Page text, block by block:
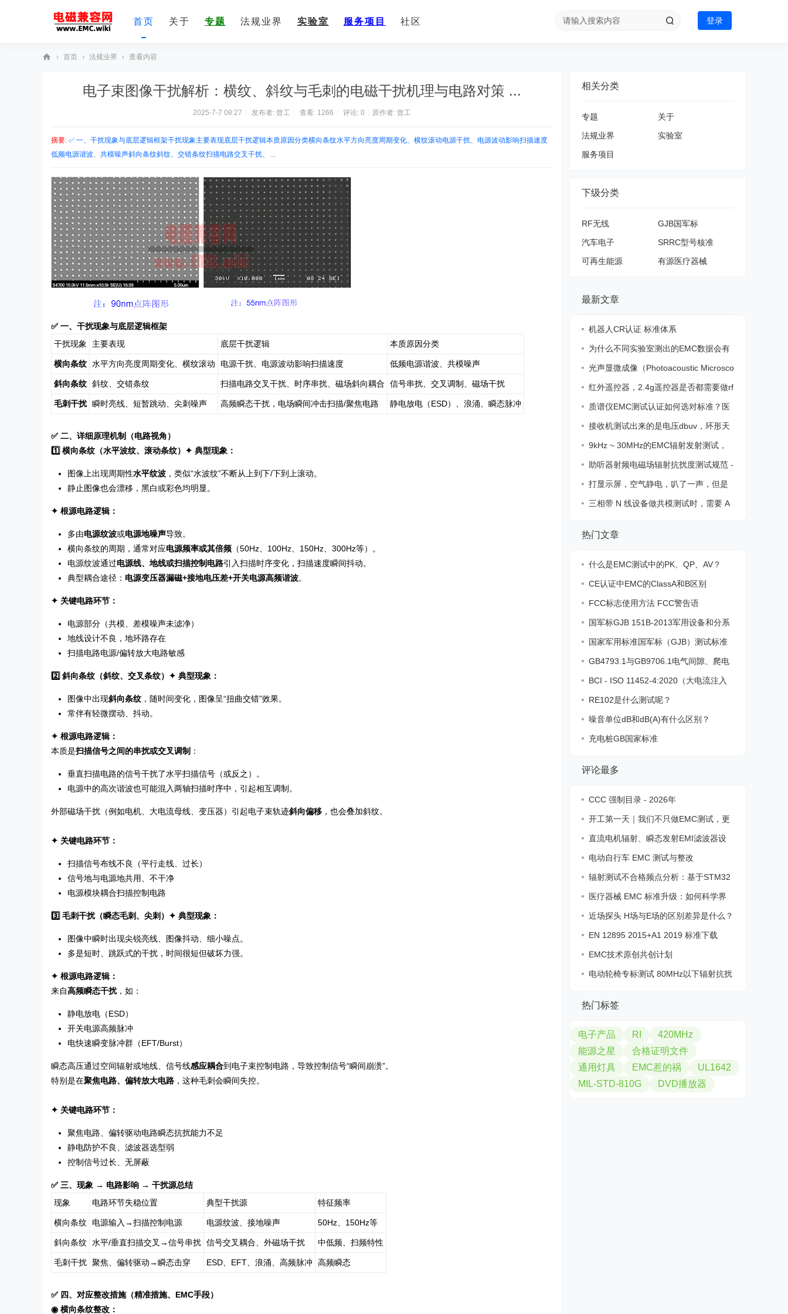
首页 关于 专题 法规业界 实验室 服务项目 社区 登录
术
区
› 首页 › 法规业界 › 查看内容
电子束图像干扰解析：横纹、斜纹与毛刺的电磁干扰机理与电路对策 ...
2025-7-7 08:27 发布者: 曾工 查看: 1266 评论: 0 原作者: 曾工
摘要: ✅ 一、干扰现象与底层逻辑框架干扰现象主要表现底层干扰逻辑本质原因分类横向条纹水平方向亮度周期变化、横纹滚动电源干扰、电源波动影响扫描速度
低频电源谐波、共模噪声斜向条纹斜纹、交错条纹扫描电路交叉干扰、 ...
✅ 一、干扰现象与底层逻辑框架
干扰现象
主要表现 底层干扰逻辑 本质原因分类
横向条纹 水平方向亮度周期变化、横纹滚动 电源干扰、电源波动影响扫描速度 低频电源谐波、共模噪声
斜向条纹 斜纹、交错条纹 扫描电路交叉干扰、时序串扰、磁场斜向耦合 信号串扰、交叉调制、磁场干扰
毛刺干扰 瞬时亮线、短暂跳动、尖刺噪声 高频瞬态干扰，电场瞬间冲击扫描/聚焦电路 静电放电（ESD）、浪涌、瞬态脉冲
✅ 二、详细原理机制（电路视角）
1️⃣ 横向条纹（水平波纹、滚动条纹） ✦ 典型现象：
图像上出现周期性水平纹波 ，类似“水波纹”不断从上到下/下到上滚动。
静止图像也会漂移，黑白或彩色均明显。
✦ 根源电路逻辑：
多由电源纹波或电源地噪声导致。
横向条纹的周期，通常对应电源频率或其倍频 （50Hz、100Hz、150Hz、300Hz等）。
电源纹波通过电源线、地线或扫描控制电路引入扫描时序变化，扫描速度瞬间抖动。
典型耦合途径： 电源变压器漏磁+接地电压差+开关电源高频谐波。
✦ 关键电路环节：
电源部分（共模、差模噪声未滤净）
地线设计不良，地环路存在
扫描电路电源/偏转放大电路敏感
2️⃣ 斜向条纹（斜纹、交叉条纹） ✦ 典型现象：
图像中出现斜向条纹 ，随时间变化，图像呈“扭曲交错”效果。
常伴有轻微摆动、抖动。
✦ 根源电路逻辑：
本质是扫描信号之间的串扰或交叉调制 ：
垂直扫描电路的信号干扰了水平扫描信号（或反之）。
电源中的高次谐波也可能混入两轴扫描时序中，引起相互调制。
外部磁场干扰（例如电机、大电流母线、变压器）引起电子束轨迹斜向偏移 ，也会叠加斜纹。
✦ 关键电路环节：
扫描信号布线不良（平行走线、过长）
信号地与电源地共用、不干净
电源模块耦合扫描控制电路
3️⃣ 毛刺干扰（瞬态毛刺、尖刺） ✦ 典型现象：
图像中瞬时出现尖锐亮线、图像抖动、细小噪点。
多是短时、跳跃式的干扰，时间很短但破坏力强。
✦ 根源电路逻辑：
来自高频瞬态干扰，如：
静电放电（ESD）
开关电源高频脉冲
电快速瞬变脉冲群（EFT/Burst）
瞬态高压通过空间辐射或地线、信号线感应耦合到电子束控制电路，导致控制信号“瞬间崩溃”。
特别是在聚焦电路、偏转放大电路 ，这种毛刺会瞬间失控。
✦ 关键电路环节：
聚焦电路、偏转驱动电路瞬态抗扰能力不足
静电防护不良、滤波器选型弱
控制信号过长、无屏蔽
✅ 三、现象 → 电路影响 → 干扰源总结
现象
电路环节失稳位置 典型干扰源 特征频率
横向条纹 电源输入→扫描控制电源 电源纹波、接地噪声 50Hz、150Hz等
斜向条纹 水平/垂直扫描交叉→信号串扰 信号交叉耦合、外磁场干扰 中低频、扫频特性
毛刺干扰 聚焦、偏转驱动→瞬态击穿 ESD、EFT、浪涌、高频脉冲 高频瞬态
✅ 四、对应整改措施（精准措施、EMC手段）
◉ 横向条纹整改：
相关分类
专题
关于
法规业界
实验室
服务项目
下级分类
RF无线
GJB国军标
汽车电子
SRRC型号核准
可再生能源
有源医疗器械
最新文章
机器人CR认证 标准体系
为什么不同实验室测出的EMC数据会有
差异？
光声显微成像（Photoacoustic Microsco
py，
红外遥控器，2.4g遥控器是否都需要做rf
认证质谱仪EMC测试认证如何选对标准？医
疗器械
接收机测试出来的是电压dbuv，环形天
线测试
9kHz ~ 30MHz的EMC辐射发射测试，
我们应该
助听器射频电磁场辐射抗扰度测试规范 -
IRI打显示屏，空气静电，叭了一声，但是
不影响
三相带 N 线设备做共模测试时，需要 A
热门文章
什么是EMC测试中的PK、QP、AV？
CE认证中EMC的ClassA和B区别
FCC标志使用方法 FCC警告语
国军标GJB 151B-2013军用设备和分系
统电磁
国家军用标准国军标（GJB）测试标准
一览表
GB4793.1与GB9706.1电气间隙、爬电
距离、电
BCI - ISO 11452-4:2020（大电流注入
法）RE102是什么测试呢？
噪音单位dB和dB(A)有什么区别？
充电桩GB国家标准
评论最多
CCC 强制目录 - 2026年
开工第一天｜我们不只做EMC测试，更
解决现
直流电机辐射、瞬态发射EMI滤波器设
计电动自行车 EMC 测试与整改
辐射测试不合格频点分析：基于STM32
F215时
医疗器械 EMC 标准升级：如何科学界
定“内
近场探头 H场与E场的区别差异是什么？
如何EN 12895 2015+A1 2019 标准下载
EMC技术原创共创计划
电动轮椅专标测试 80MHz以下辐射抗扰
热门标签
电子产品 RI
420MHz
能源之星
合格证明文件
通用灯具
EMC惹的祸
UL1642
MIL-STD-810G
DVD播放器